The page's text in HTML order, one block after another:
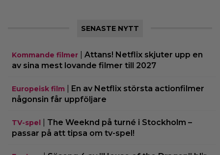
SENASTE NYTT
Kommande filmer
Attans! Netflix skjuter upp en
av sina mest lovande filmer till 2027
Europeisk film
En av Netflix största actionfilmer
någonsin får uppföljare
TV-spel
The Weeknd på turné i Stockholm –
passar på att tipsa om tv-spel!